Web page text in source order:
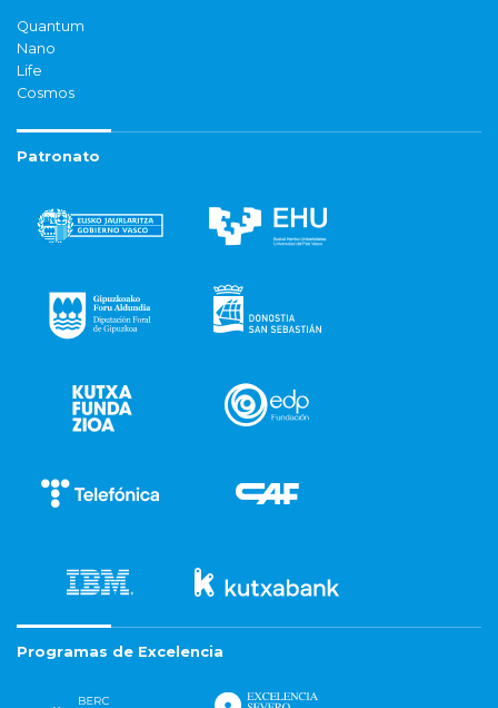
Quantum
Nano
Life
Cosmos
Patronato
Programas de Excelencia